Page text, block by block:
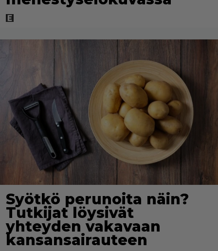
Syötkö perunoita näin?
Tutkijat löysivät
yhteyden vakavaan
kansansairauteen